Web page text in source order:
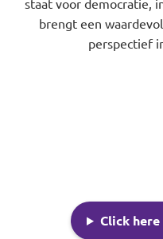
staat voor democratie,
brengt een
perspectief
Click